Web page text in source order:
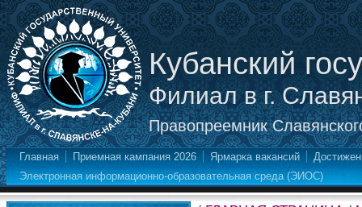
Кубанский
Филиал в г.
Правопреемник
Главная Приемная кампания 2026 Ярмарка вакансий
Электронная информационно-образовательная среда (ЭИОС)